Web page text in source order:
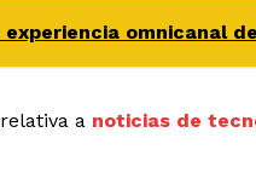
experiencia omnicanal
a noticias de